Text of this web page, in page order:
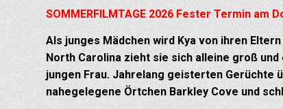
SOMMERFILMTAGE 2026 Fester Termin am
Als junges Mädchen wird Kya von ihren
North Carolina zieht sie sich alleine groß
jungen Frau. Jahrelang geisterten Gerüchte
nahegelegene Örtchen Barkley Cove und